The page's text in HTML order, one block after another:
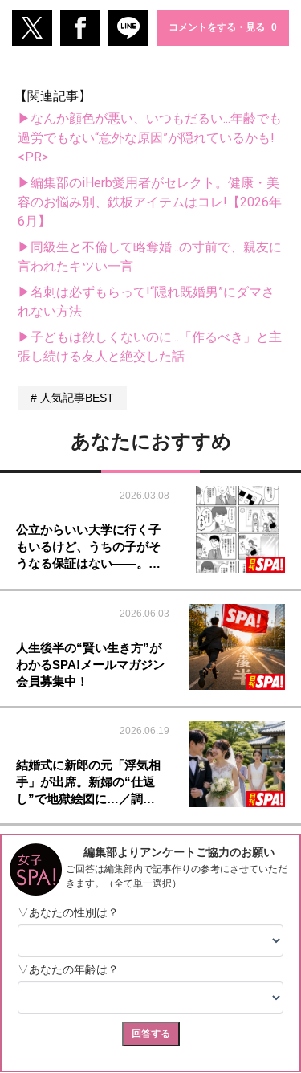
コメントをする・見る
【関連記事】
▶なんか顔色が悪い、いつもだるい...年齢でも
過労でもない“意外な原因”が隠れているかも!
<PR>
▶編集部のiHerb愛用者がセレクト。健康・美
容のお悩み別、鉄板アイテムはコレ!【2026年
6月】
▶同級生と不倫して略奪婚...の寸前で、親友に
言われたキツい一言
▶名刺は必ずもらって!“隠れ既婚男”にダマさ
れない方法
▶子どもは欲しくないのに...「作るべき」と主
張し続ける友人と絶交した話
人気記事BEST
あなたにおすすめ
2026.03.08
公立からいい大学に行く子
もいるけど、うちの子がそ
うなる保証はない――。…
2026.06.03
人生後半の“賢い生き方”が
わかるSPA!メールマガジン
会員募集中！
2026.06.19
結婚式に新郎の元「浮気相
手」が出席。新婦の“仕返
し”で地獄絵図に…／調…